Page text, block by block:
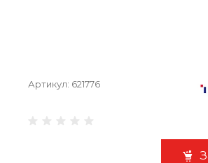
Артикул: 621776